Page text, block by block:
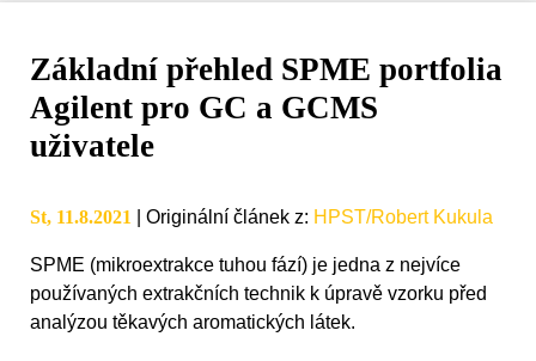
Základní přehled SPME portfolia
Agilent pro GC a GCMS
uživatele
St, 11.8.2021 Originální článek z: HPST/Robert Kukula
SPME (mikroextrakce tuhou fází) je jedna z nejvíce
používaných extrakčních technik k úpravě vzorku před
analýzou těkavých aromatických látek.